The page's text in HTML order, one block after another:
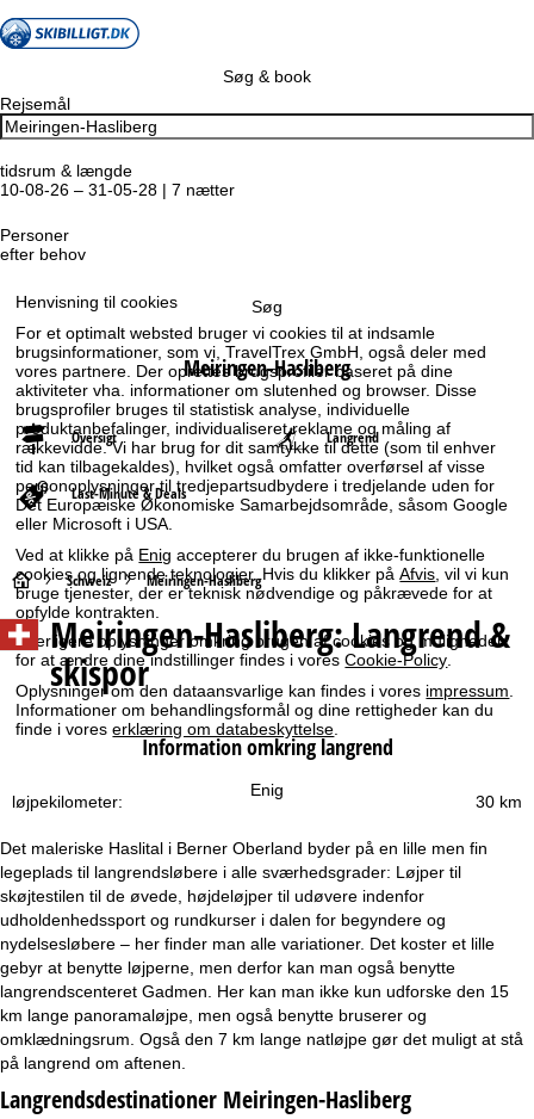
Henvisning til cookies
For et optimalt websted bruger vi cookies til at indsamle
brugsinformationer, som vi, TravelTrex GmbH, også deler med
vores partnere. Der oprettes brugsprofiler baseret på dine
aktiviteter vha. informationer om slutenhed og browser. Disse
brugsprofiler bruges til statistisk analyse, individuelle
produktanbefalinger, individualiseret reklame og måling af
rækkevidde. Vi har brug for dit samtykke til dette (som til enhver
tid kan tilbagekaldes), hvilket også omfatter overførsel af visse
personoplysninger til tredjepartsudbydere i tredjelande uden for
Det Europæiske Økonomiske Samarbejdsområde, såsom Google
eller Microsoft i USA.
Ved at klikke på Enig accepterer du brugen af ikke-funktionelle
cookies og lignende teknologier. Hvis du klikker påAfvis , vil vi kun
bruge tjenester, der er teknisk nødvendige og påkrævede for at
opfylde kontrakten.
Yderligere oplysninger omkring brugen af cookies og muligheden
for at ændre dine indstillinger findes i voresCookie-Policy
Oplysninger om den dataansvarlige kan findes i vores impressum
Informationer om behandlingsformål og dine rettigheder kan du
finde i voreserklæring om databeskyttelse
Enig
Søg & book
Rejsemål
tidsrum & længde
10-08-26 – 31-05-28 | 7 nætter
Personer
efter behov
Søg
Meiringen-Hasliberg
Oversigt Langrend
Last-Minute & Deals
S
t
r
i
d
e
Schweiz Meiringen-Hasliberg
Meiringen-Hasliberg: Langrend &
skispor
Information omkring langrend
30 km
løjpekilometer:
Det maleriske Haslital i Berner Oberland byder på en lille men fin
legeplads til langrendsløbere i alle sværhedsgrader: Løjper til
skøjtestilen til de øvede, højdeløjper til udøvere indenfor
udholdenhedssport og rundkurser i dalen for begyndere og
nydelsesløbere – her finder man alle variationer. Det koster et lille
gebyr at benytte løjperne, men derfor kan man også benytte
langrendscenteret Gadmen. Her kan man ikke kun udforske den 15
km lange panoramaløjpe, men også benytte bruserer og
omklædningsrum. Også den 7 km lange natløjpe gør det muligt at stå
på langrend om aftenen.
Langrendsdestinationer Meiringen-Hasliberg